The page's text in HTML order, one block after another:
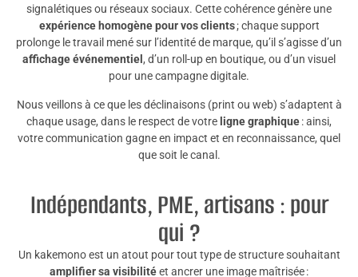
signalétiques ou réseaux sociaux. Cette cohérence génère une
expérience homogène pour vos clients; chaque support
prolonge le travail mené sur l’identité de marque, qu’il s’agisse d’un
affichage événementiel , d’un roll-up en boutique, ou d’un visuel
pour une campagne digitale.
Nous veillons à ce que les déclinaisons (print ou web) s’adaptent à
chaque usage, dans le respect de votre ligne graphique: ainsi,
votre communication gagne en impact et en reconnaissance, quel
que soit le canal.
Indépendants, PME, artisans : pour
qui ?
Un kakemono est un atout pour tout type de structure souhaitant
amplifier sa visibilitéet ancrer une image maîtrisée :